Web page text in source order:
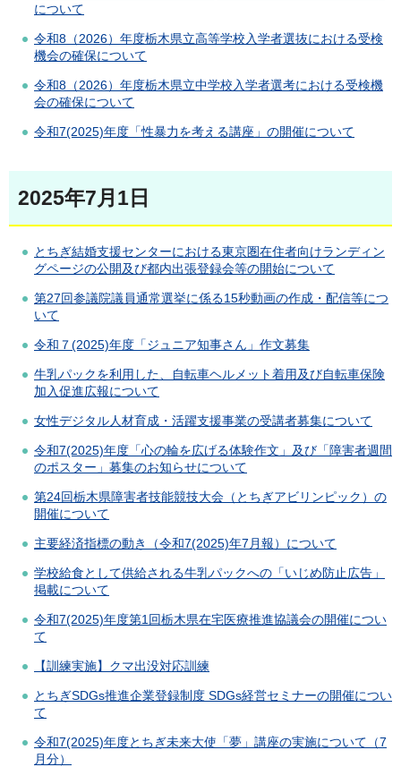
について
令和8（2026）年度栃木県立高等学校入学者選抜における受検
機会の確保について
令和8（2026）年度栃木県立中学校入学者選考における受検機
会の確保について
令和7(2025)年度「性暴力を考える講座」の開催について
2025年7月1日
とちぎ結婚支援センターにおける東京圏在住者向けランディン
グページの公開及び都内出張登録会等の開始について
第27回参議院議員通常選挙に係る15秒動画の作成・配信等につ
いて
令和７(2025)年度「ジュニア知事さん」作文募集
牛乳パックを利用した、自転車ヘルメット着用及び自転車保険
加入促進広報について
女性デジタル人材育成・活躍支援事業の受講者募集について
令和7(2025)年度「心の輪を広げる体験作文」及び「障害者週間
のポスター」募集のお知らせについて
第24回栃木県障害者技能競技大会（とちぎアビリンピック）の
開催について
主要経済指標の動き（令和7(2025)年7月報）について
学校給食として供給される牛乳パックへの「いじめ防止広告」
掲載について
令和7(2025)年度第1回栃木県在宅医療推進協議会の開催につい
て
【訓練実施】クマ出没対応訓練
とちぎSDGs推進企業登録制度 SDGs経営セミナーの開催につい
て
令和7(2025)年度とちぎ未来大使「夢」講座の実施について（7
月分）